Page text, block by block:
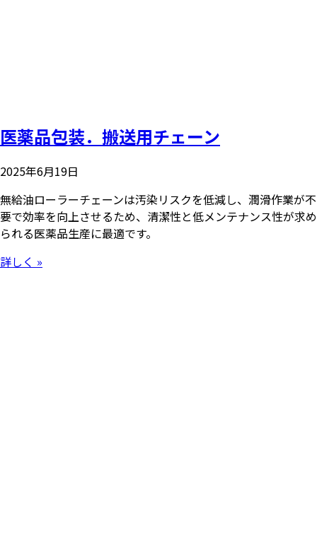
医薬品包装．搬送用チェーン
2025年6月19日
無給油ローラーチェーンは汚染リスクを低減し、潤滑作業が不
要で効率を向上させるため、清潔性と低メンテナンス性が求め
られる医薬品生産に最適です。
詳しく »